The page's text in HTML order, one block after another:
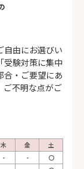
自由にお選びい
受験対策に集中
合・ご要望にあ
ご不明な点がご
木 金
土
- -
〇